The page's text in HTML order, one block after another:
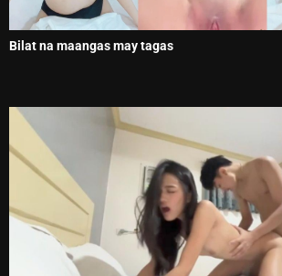
Bilat na maangas may tagas